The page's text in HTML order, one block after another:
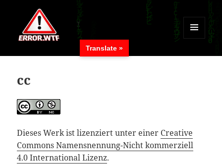
MENÜ
WIDGETS
cc
Dieses Werk ist lizenziert unter einer Creative
Commons Namensnennung-Nicht kommerziell
4.0 International Lizenz.
Translate »